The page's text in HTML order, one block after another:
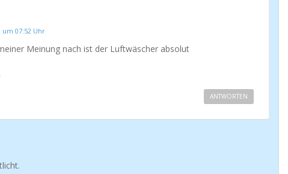
um 07:52 Uhr
Meinung nach ist der Luftwäscher absolut
ANTWORTEN